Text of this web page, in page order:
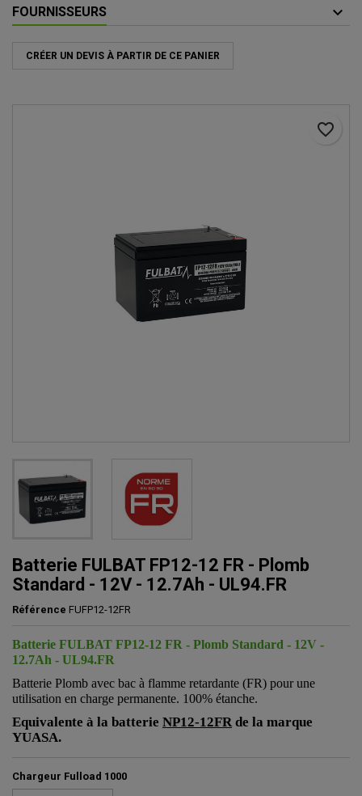
FOURNISSEURS
CRÉER UN DEVIS À PARTIR DE CE PANIER
favorite_border
Batterie FULBAT FP12-12 FR - Plomb
Standard - 12V - 12.7Ah - UL94.FR
Référence FUFP12-12FR
Batterie FULBAT FP12-12 FR - Plomb Standard - 12V -
12.7Ah - UL94.FR
Batterie Plomb avec bac à flamme retardante (FR) pour une
utilisation en charge permanente. 100% étanche.
Equivalente à la batterie NP12-12FRde la marque
YUASA.
Chargeur Fulload 1000